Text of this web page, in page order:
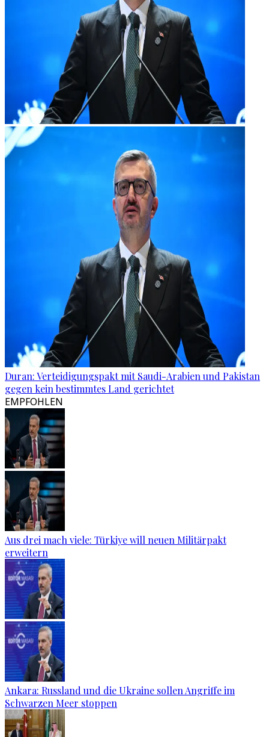
Duran: Verteidigungspakt mit Saudi-Arabien und Pakistan
gegen kein bestimmtes Land gerichtet
EMPFOHLEN
Aus drei mach viele: Türkiye will neuen Militärpakt
erweitern
Ankara: Russland und die Ukraine sollen Angriffe im
Schwarzen Meer stoppen